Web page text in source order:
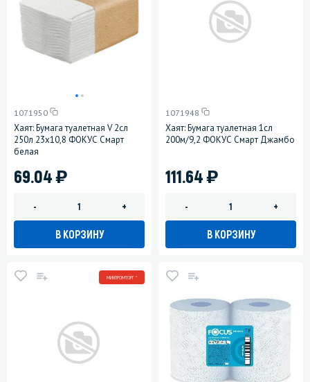
1071950
Хаят: Бумага туалетная V 2сл
250л 23х10,8 ФОКУС Смарт
белая
69.04)
- +
В КОРЗИНУ
1071948
Хаят: Бумага туалетная 1сл
200м/9,2 ФОКУС Смарт Джамбо
111.64)
- +
В КОРЗИНУ
МИНПРОМТОРГ *